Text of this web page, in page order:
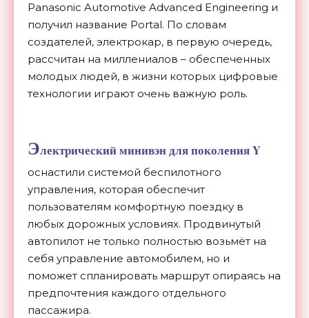
Panasonic Automotive Advanced Engineering и
получил название Portal. По словам
создателей, электрокар, в первую очередь,
рассчитан на миллениалов – обеспеченных
молодых людей, в жизни которых цифровые
технологии играют очень важную роль.
Электрический минивэн для поколения Y
оснастили системой беспилотного
управления, которая обеспечит
пользователям комфортную поездку в
любых дорожных условиях. Продвинутый
автопилот не только полностью возьмёт на
себя управление автомобилем, но и
поможет спланировать маршрут опираясь на
предпочтения каждого отдельного
пассажира.